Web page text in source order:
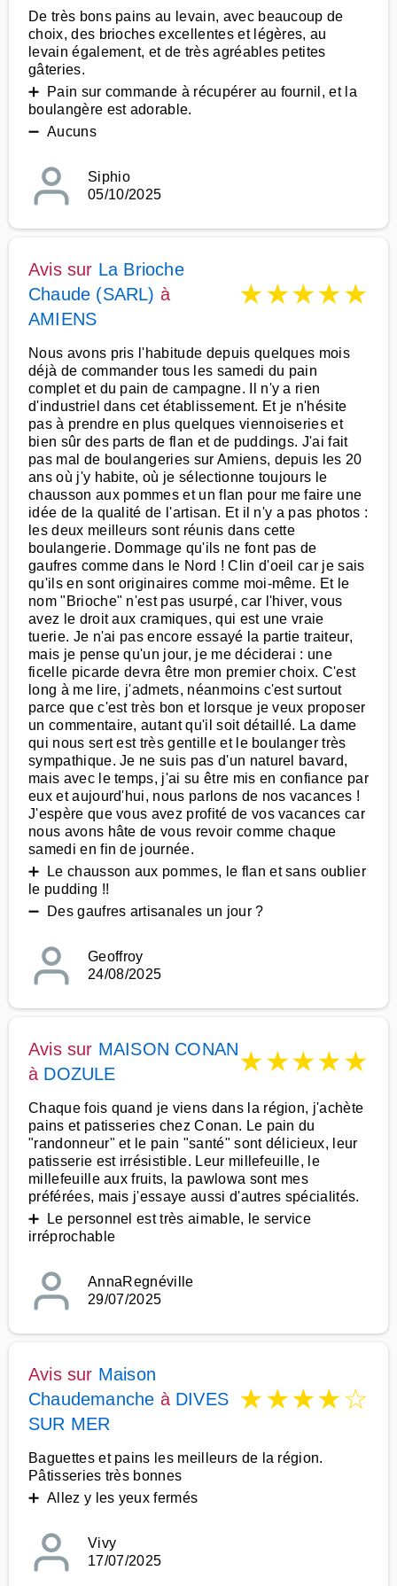
De très bons pains au levain, avec beaucoup de
choix, des brioches excellentes et légères, au
levain également, et de très agréables petites
gâteries.
➕ Pain sur commande à récupérer au fournil, et la
boulangère est adorable.
➖ Aucuns
Siphio
05/10/2025
Avis sur La Brioche
Chaude (SARL) à
AMIENS
★★★★★
Nous avons pris l'habitude depuis quelques mois
déjà de commander tous les samedi du pain
complet et du pain de campagne. Il n'y a rien
d'industriel dans cet établissement. Et je n'hésite
pas à prendre en plus quelques viennoiseries et
bien sûr des parts de flan et de puddings. J'ai fait
pas mal de boulangeries sur Amiens, depuis les 20
ans où j'y habite, où je sélectionne toujours le
chausson aux pommes et un flan pour me faire une
idée de la qualité de l'artisan. Et il n'y a pas photos :
les deux meilleurs sont réunis dans cette
boulangerie. Dommage qu'ils ne font pas de
gaufres comme dans le Nord ! Clin d'oeil car je sais
qu'ils en sont originaires comme moi-même. Et le
nom "Brioche" n'est pas usurpé, car l'hiver, vous
avez le droit aux cramiques, qui est une vraie
tuerie. Je n'ai pas encore essayé la partie traiteur,
mais je pense qu'un jour, je me déciderai : une
ficelle picarde devra être mon premier choix. C'est
long à me lire, j'admets, néanmoins c'est surtout
parce que c'est très bon et lorsque je veux proposer
un commentaire, autant qu'il soit détaillé. La dame
qui nous sert est très gentille et le boulanger très
sympathique. Je ne suis pas d'un naturel bavard,
mais avec le temps, j'ai su être mis en confiance par
eux et aujourd'hui, nous parlons de nos vacances !
J'espère que vous avez profité de vos vacances car
nous avons hâte de vous revoir comme chaque
samedi en fin de journée.
➕ Le chausson aux pommes, le flan et sans oublier
le pudding !!
➖ Des gaufres artisanales un jour ?
Geoffroy
24/08/2025
Avis sur MAISON CONAN
à DOZULE ★★★★★
Chaque fois quand je viens dans la région, j'achète
pains et patisseries chez Conan. Le pain du
"randonneur" et le pain "santé" sont délicieux, leur
patisserie est irrésistible. Leur millefeuille, le
millefeuille aux fruits, la pawlowa sont mes
préférées, mais j'essaye aussi d'autres spécialités.
➕ Le personnel est très aimable, le service
irréprochable
AnnaRegnéville
29/07/2025
Avis sur Maison
Chaudemanche à DIVES
SUR MER
★★★★☆
Baguettes et pains les meilleurs de la région.
Pâtisseries très bonnes
➕ Allez y les yeux fermés
Vivy
17/07/2025